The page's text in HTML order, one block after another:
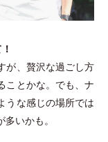
が、贅沢な過ごし方
ことかな。でも、ナ
うな感じの場所では
いかも。